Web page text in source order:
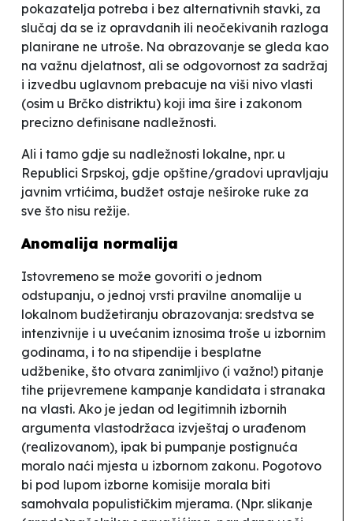
pokazatelja potreba i bez alternativnih stavki, za
slučaj da se iz opravdanih ili neočekivanih razloga
planirane ne utroše. Na obrazovanje se gleda kao
na važnu djelatnost, ali se odgovornost za sadržaj
i izvedbu uglavnom prebacuje na viši nivo vlasti
(osim u Brčko distriktu) koji ima šire i zakonom
precizno definisane nadležnosti.
Ali i tamo gdje su nadležnosti lokalne, npr. u
Republici Srpskoj, gdje opštine/gradovi upravljaju
javnim vrtićima, budžet ostaje neširoke ruke za
sve što nisu režije.
Anomalija normalija
Istovremeno se može govoriti o jednom
odstupanju, o jednoj vrsti pravilne anomalije u
lokalnom budžetiranju obrazovanja: sredstva se
intenzivnije i u uvećanim iznosima troše u izbornim
godinama, i to na stipendije i besplatne
udžbenike, što otvara zanimljivo (i važno!) pitanje
tihe prijevremene kampanje kandidata i stranaka
na vlasti. Ako je jedan od legitimnih izbornih
argumenta vlastodržaca izvještaj o urađenom
(realizovanom), ipak bi pumpanje postignuća
moralo naći mjesta u izbornom zakonu. Pogotovo
bi pod lupom izborne komisije morala biti
samohvala populističkim mjerama. (Npr. slikanje